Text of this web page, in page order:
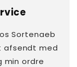
Sortenaeb
afsendt med
min ordre